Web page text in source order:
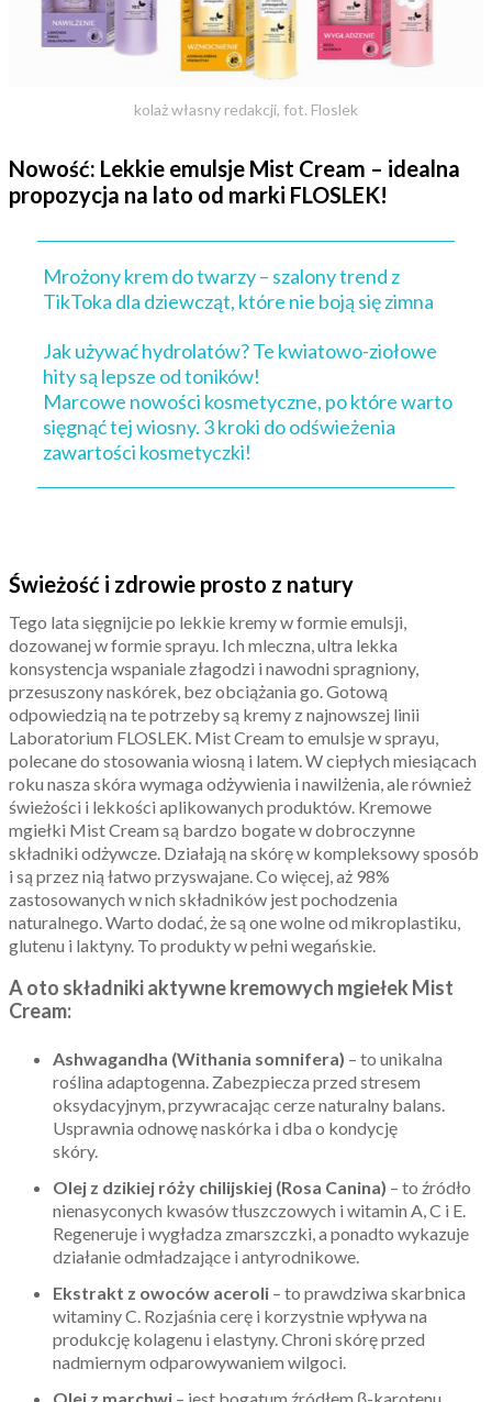
kolaż własny redakcji, fot. Floslek
Nowość: Lekkie emulsje Mist Cream – idealna
propozycja na lato od marki FLOSLEK!
Mrożony krem do twarzy – szalony trend z
TikToka dla dziewcząt, które nie boją się zimna
Jak używać hydrolatów? Te kwiatowo-ziołowe
hity są lepsze od toników!
Marcowe nowości kosmetyczne, po które warto
sięgnąć tej wiosny. 3 kroki do odświeżenia
zawartości kosmetyczki!
Świeżość i zdrowie prosto z natury
Tego lata sięgnijcie po lekkie kremy w formie emulsji,
dozowanej w formie sprayu. Ich mleczna, ultra lekka
konsystencja wspaniale złagodzi i nawodni spragniony,
przesuszony naskórek, bez obciążania go. Gotową
odpowiedzią na te potrzeby są kremy z najnowszej linii
Laboratorium FLOSLEK. Mist Cream to emulsje w sprayu,
polecane do stosowania wiosną i latem. W ciepłych miesiącach
roku nasza skóra wymaga odżywienia i nawilżenia, ale również
świeżości i lekkości aplikowanych produktów. Kremowe
mgiełki Mist Cream są bardzo bogate w dobroczynne
składniki odżywcze. Działają na skórę w kompleksowy sposób
i są przez nią łatwo przyswajane. Co więcej, aż 98%
zastosowanych w nich składników jest pochodzenia
naturalnego. Warto dodać, że są one wolne od mikroplastiku,
glutenu i laktyny. To produkty w pełni wegańskie.
A oto składniki aktywne kremowych mgiełek Mist
Cream:
Ashwagandha (Withania somnifera) – to unikalna
roślina adaptogenna. Zabezpiecza przed stresem
oksydacyjnym, przywracając cerze naturalny balans.
Usprawnia odnowę naskórka i dba o kondycję
skóry.
Olej z dzikiej róży chilijskiej (Rosa Canina) – to źródło
nienasyconych kwasów tłuszczowych i witamin A, C i E.
Regeneruje i wygładza zmarszczki, a ponadto wykazuje
działanie odmładzające i antyrodnikowe.
Ekstrakt z owoców aceroli – to prawdziwa skarbnica
witaminy C. Rozjaśnia cerę i korzystnie wpływa na
produkcję kolagenu i elastyny. Chroni skórę przed
nadmiernym odparowywaniem wilgoci.